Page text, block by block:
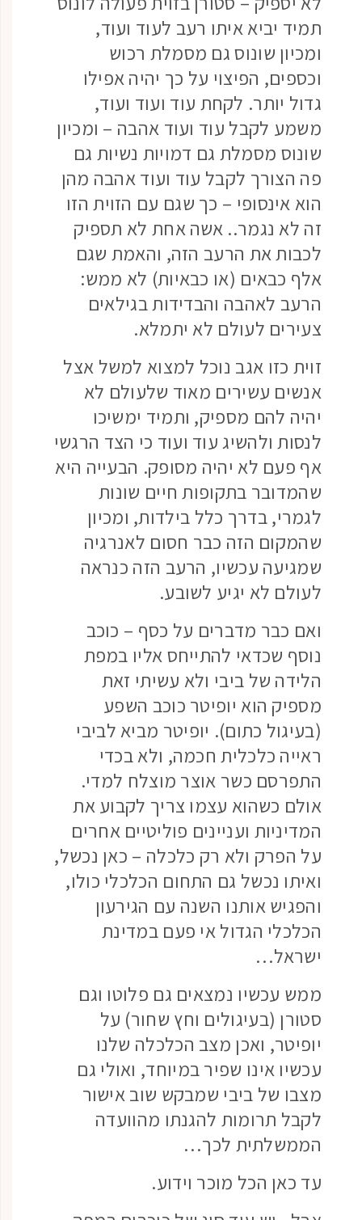
תמיד יביא איתו רעב לעוד ועוד,
ומכיון שונוס גם מסמלת רכוש
וכספים, הפיצוי על כך יהיה אפילו
גדול יותר. לקחת עוד ועוד ועוד,
משמע לקבל עוד ועוד אהבה – ומכיון
שונוס מסמלת גם דמויות נשיות גם
פה הצורך לקבל עוד ועוד אהבה מהן
הוא אינסופי – כך שגם עם הזוית הזו
זה לא נגמר.. אשה אחת לא תספיק
לכבות את הרעב הזה, והאמת שגם
אלף כבאים (או כבאיות) לא ממש:
הרעב לאהבה והבדידות בגילאים
צעירים לעולם לא יתמלא.
זוית כזו אגב נוכל למצוא למשל אצל
אנשים עשירים מאוד שלעולם לא
יהיה להם מספיק, ותמיד ימשיכו
לנסות ולהשיג עוד ועוד כי הצד הרגשי
אף פעם לא יהיה מסופק. הבעייה היא
שהמדובר בתקופות חיים שונות
לגמרי, בדרך כלל בילדות, ומכיון
שהמקום הזה כבר חסום לאנרגיה
שמגיעה עכשיו, הרעב הזה כנראה
לעולם לא יגיע לשובע.
ואם כבר מדברים על כסף – כוכב
נוסף שכדאי להתייחס אליו במפת
הלידה של ביבי ולא עשיתי זאת
מספיק הוא יופיטר כוכב השפע
(בעיגול כתום). יופיטר מביא לביבי
ראייה כלכלית חכמה, ולא בכדי
התפרסם כשר אוצר מוצלח למדי.
אולם כשהוא עצמו צריך לקבוע את
המדיניות ועניינים פוליטיים אחרים
על הפרק ולא רק כלכלה – כאן נכשל,
ואיתו נכשל גם התחום הכלכלי כולו,
והפגיש אותנו השנה עם הגירעון
הכלכלי הגדול אי פעם במדינת
ישראל…
ממש עכשיו נמצאים גם פלוטו וגם
סטורן (בעיגולים וחץ שחור) על
יופיטר, ואכן מצב הכלכלה שלנו
עכשיו אינו שפיר במיוחד, ואולי גם
מצבו של ביבי שמבקש שוב אישור
לקבל תרומות להגנתו מהוועדה
הממשלתית לכך…
עד כאן הכל מוכר וידוע.